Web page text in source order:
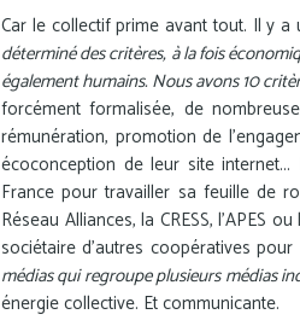
Car le collectif prime avant tout. Il y
déterminé des critères, à la fois
également humains. Nous avons 10
forcément formalisée, de
rémunération, promotion de
écoconception de leur site internet...
France pour travailler sa feuille de
Réseau Alliances, la CRESS, l’APES
sociétaire d’autres coopératives
médias qui regroupe plusieurs médias
énergie collective. Et communicante.